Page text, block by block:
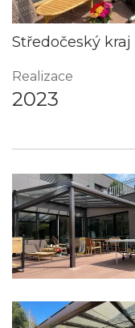
Středočeský kraj
Realizace
2023